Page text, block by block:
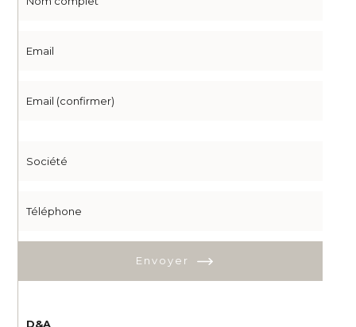
Envoyer
D&A